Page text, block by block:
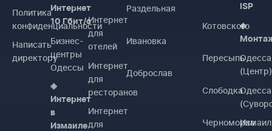
Политика
конфиденциальности
Написать
директору
Интернет
10 Гбит/с
Бизнес-
центры
Одессы
◈
Интернет
в
Измаиле
Интернет
для
отелей
Интернет
для
ресторанов
Интернет
для
Раздельная
Ивановка
Доброслав
Котовского
Пересыпь
Слободка
Черноморка
ISP
◈
Одесса
(Центр)
Одесса
Измаил